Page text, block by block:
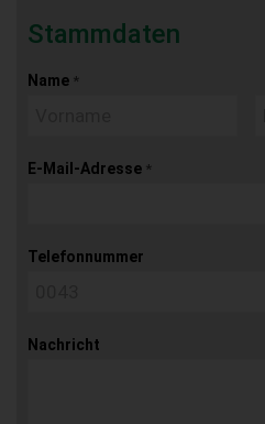
Stammdaten
Name *
E-Mail-Adresse *
Telefonnummer
Nachricht